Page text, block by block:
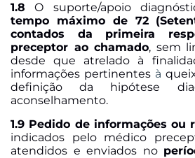
1.8 O suporte/apoio
tempo máximo de 72
contados da primeira
preceptor ao chamado, sem
desde que atrelado à
informações pertinentes à
definição da hipótese
aconselhamento.
1.9 Pedido de informações ou
indicados pelo médico
atendidos e enviados no